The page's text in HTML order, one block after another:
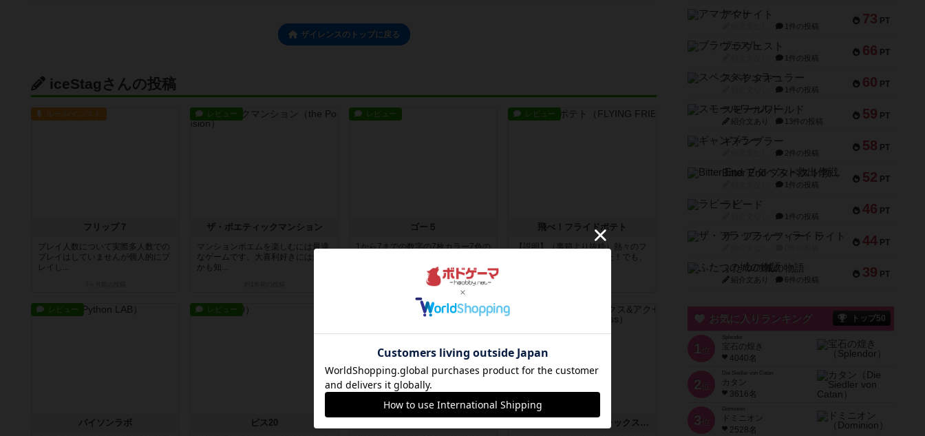
ザイレンスのトップに戻る
iceStagさんの投稿
ルール/インスト
フリップ７
プレイ人数について実際多人数での
プレイはしていませんが個人的にプ
レイし...
レビュー
ザ・ポエティックマンション
マンションポエムを楽しむには最適
なゲームです。大喜利好きには爆笑
かも知...
レビュー
ゴー５
1から7までの数字の7枚カラー7色の
の投稿
レビュー
飛べ！フライドポテト
【説明】（裏箱より抜粋）熱々のフ
ライドポテトがやってきた！でも、
レビュー
パイソンラボ
レビュー
ビス20 ラッキーナンバー：デラックス&アクセス
73 PT
アマナイト
1件の投稿
66 PT
ブラヴェスト
1件の投稿
60 PT
スペクタキュラー
1件の投稿
59 PT
スモールワールド
紹介文あり 13件の投稿
58 PT
ギャンブラー
2件の投稿
52 PT
Bitter End ブタペスト救出作戦
1件の投稿
46 PT
ラピード
1件の投稿
44 PT
ザ・フラッフィー・ライト
39 PT
ふたつの城の物語
紹介文あり 6件の投稿
お気に入りランキング トップ50
1 位
宝石の煌き
4040名
2 位
Die Siedler von Catan
カタン
3616名
3 位
ドミニオン
2528名